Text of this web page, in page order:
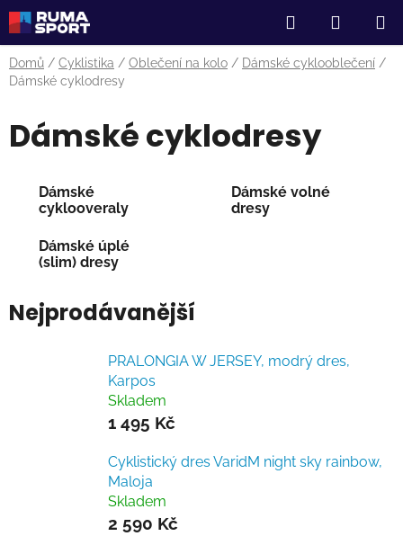
Přejít
na
obsah
Hledat
KOŠÍK
Domů / Cyklistika / Oblečení na kolo / Dámské cyklooblečení /
Dámské cyklodresy
Dámské cyklodresy
Dámské
cyklooveraly
Dámské volné
dresy
Dámské úplé
(slim) dresy
Nejprodávanější
PRALONGIA W JERSEY, modrý dres,
Karpos
Skladem
1 495 Kč
Cyklistický dres VaridM night sky rainbow,
Maloja
Skladem
2 590 Kč